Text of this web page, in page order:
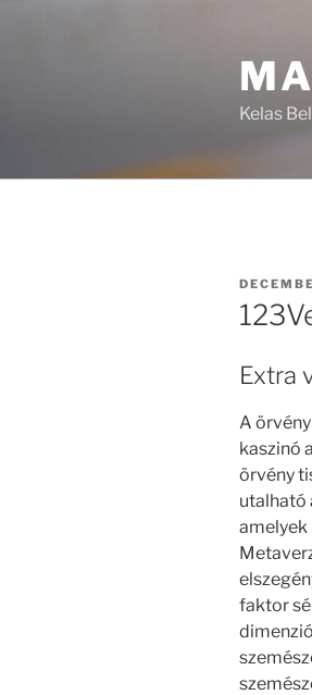
Kelas
POSTED
ON
Extra
A
kaszinó
örvény
utalható
amelyek
faktor